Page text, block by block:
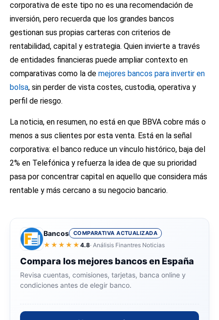
corporativa de este tipo no es una recomendación de
inversión, pero recuerda que los grandes bancos
gestionan sus propias carteras con criterios de
rentabilidad, capital y estrategia. Quien invierte a través
de entidades financieras puede ampliar contexto en
comparativas como la de mejores bancos para invertir en
bolsa, sin perder de vista costes, custodia, operativa y
perfil de riesgo.
La noticia, en resumen, no está en que BBVA cobre más o
menos a sus clientes por esta venta. Está en la señal
corporativa: el banco reduce un vínculo histórico, baja del
2% en Telefónica y refuerza la idea de que su prioridad
pasa por concentrar capital en aquello que considera más
rentable y más cercano a su negocio bancario.
Bancos COMPARATIVA ACTUALIZADA
★★★★★ 4.8· Análisis Finantres Noticias
Compara los mejores bancos en España
Revisa cuentas, comisiones, tarjetas, banca online y
condiciones antes de elegir banco.